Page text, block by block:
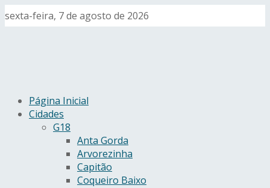
sexta-feira, 7 de agosto de 2026
Página Inicial
Cidades
G18
Anta Gorda
Arvorezinha
Capitão
Coqueiro Baixo